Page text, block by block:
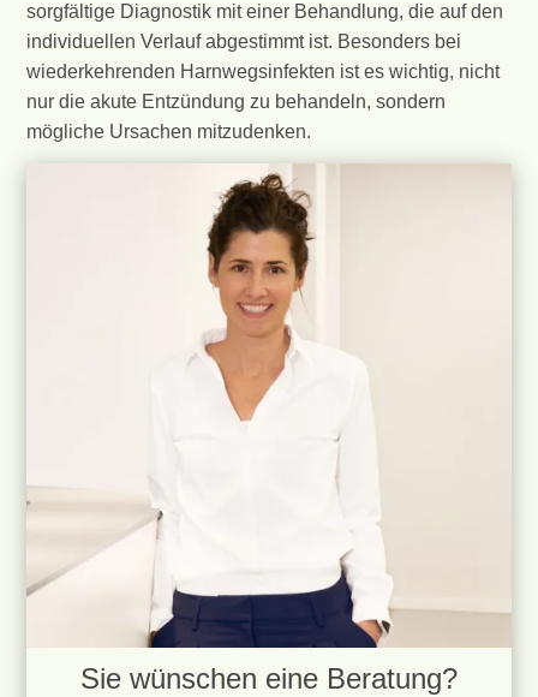
sorgfältige Diagnostik mit einer Behandlung, die auf den
individuellen Verlauf abgestimmt ist. Besonders bei
wiederkehrenden Harnwegsinfekten ist es wichtig, nicht
nur die akute Entzündung zu behandeln, sondern
mögliche Ursachen mitzudenken.
Sie wünschen eine Beratung?